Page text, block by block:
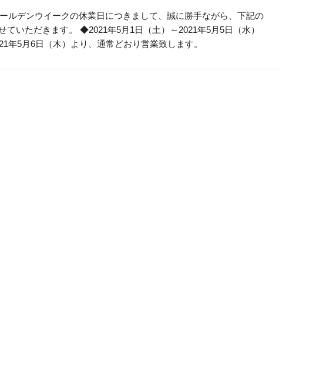
ルデンウイークの休業日につきまして、誠に勝手ながら、下記の
ていただきます。 ◆2021年5月1日（土）～2021年5月5日（水）
5月6日（木）より、通常どおり営業致します。